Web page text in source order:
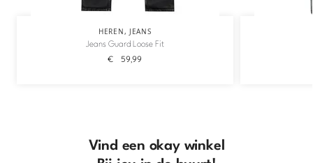
HEREN, JEANS
Jeans Guard Loose Fit
€ 59,99
Vind een okay winkel